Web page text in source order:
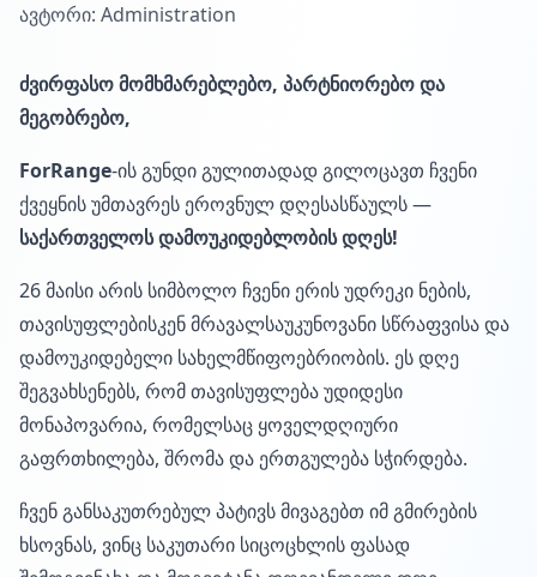
ავტორი: Administration
ძვირფასო მომხმარებლებო, პარტნიორებო და
მეგობრებო,
ForRange-ის გუნდი გულითადად გილოცავთ ჩვენი
ქვეყნის უმთავრეს ეროვნულ დღესასწაულს —
საქართველოს დამოუკიდებლობის დღეს!
26 მაისი არის სიმბოლო ჩვენი ერის უდრეკი ნების,
თავისუფლებისკენ მრავალსაუკუნოვანი სწრაფვისა და
დამოუკიდებელი სახელმწიფოებრიობის. ეს დღე
შეგვახსენებს, რომ თავისუფლება უდიდესი
მონაპოვარია, რომელსაც ყოველდღიური
გაფრთხილება, შრომა და ერთგულება სჭირდება.
ჩვენ განსაკუთრებულ პატივს მივაგებთ იმ გმირების
ხსოვნას, ვინც საკუთარი სიცოცხლის ფასად